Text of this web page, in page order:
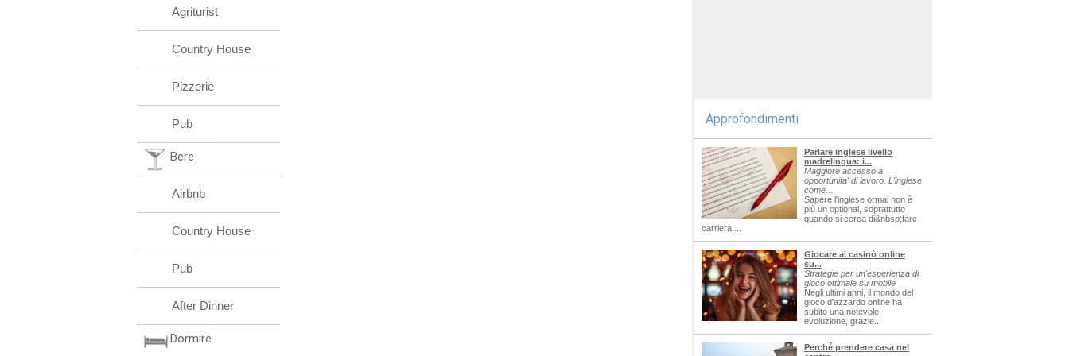
Agriturist
Country House
Pizzerie
Pub
Bere
Airbnb
Country House
Pub
After Dinner
Dormire
Approfondimenti
Parlare inglese livello
madrelingua: i...
Maggiore accesso a
opportunita' di lavoro. L'inglese
come...
Sapere l'inglese ormai non è
più un optional, soprattutto
quando si cerca di&nbsp;fare
carriera,...
Giocare ai casinò online
su...
Strategie per un'esperienza di
gioco ottimale su mobile
Negli ultimi anni, il mondo del
gioco d'azzardo online ha
subito una notevole
evoluzione, grazie...
Perché prendere casa nel